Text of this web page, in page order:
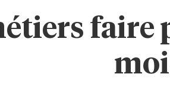
faire